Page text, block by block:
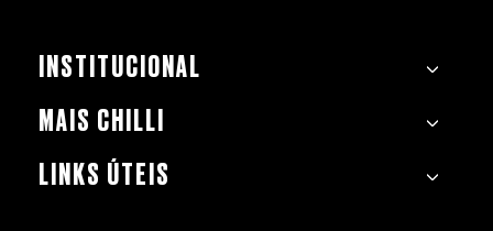
INSTITUCIONAL
MAIS CHILLI
LINKS ÚTEIS